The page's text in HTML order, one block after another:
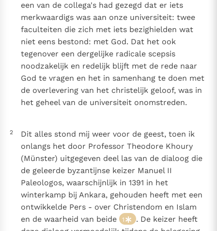
een van de collega's had gezegd dat er iets
merkwaardigs was aan onze universiteit: twee
faculteiten die zich met iets bezighielden wat
niet eens bestond: met God. Dat het ook
tegenover een dergelijke radicale scepsis
noodzakelijk en redelijk blijft met de rede naar
God te vragen en het in samenhang te doen met
de overlevering van het christelijk geloof, was in
het geheel van de universiteit onomstreden.
2
Dit alles stond mij weer voor de geest, toen ik
onlangs het door Professor Theodore Khoury
(Münster) uitgegeven deel las van de dialoog die
de geleerde byzantijnse keizer Manuel II
Paleologos, waarschijnlijk in 1391 in het
winterkamp bij Ankara, gehouden heeft met een
ontwikkelde Pers - over Christendom en Islam
en de waarheid van beide
1
. De keizer heeft